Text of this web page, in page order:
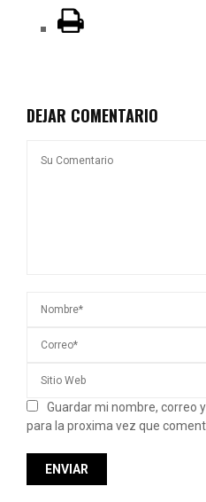
DEJAR COMENTARIO
Guardar mi nombre, correo
para la proxima vez que